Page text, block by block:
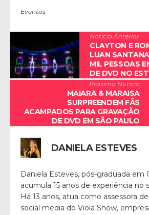
Eventos
Notícia Anterior
CLAYTON E
LUAN
MIL PESSOAS
DE DVD NO
Próxima Notícia
MAIARA & MARAISA
SURPREENDEM FÃS
ACAMPADOS PARA GRAVAÇÃO
DE DVD EM SÃO PAULO
DANIELA ESTEVES
Daniela Esteves, pós-graduada em
acumula 15 anos de experiência no
Há 13 anos, atua como assessora
social media do Viola Show,